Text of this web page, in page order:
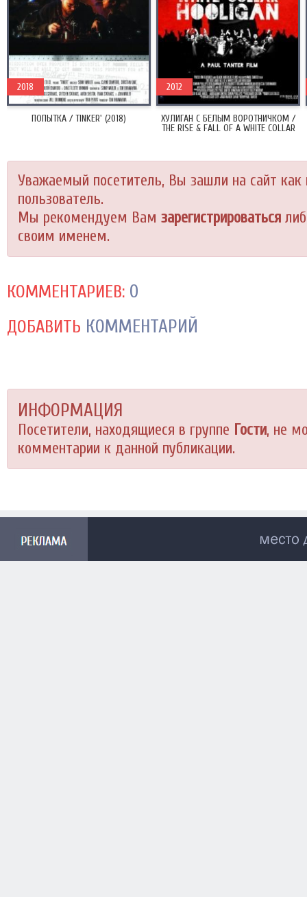
ПОПЫТКА / TINKER' (2018)
2018
ХУЛИГАН С БЕЛЫМ ВОРОТНИЧКОМ /
THE RISE & FALL OF A WHITE COLLAR
2012
Уважаемый посетитель, Вы зашли на сайт как
пользователь.
Мы рекомендуем Вам зарегистрироваться
своим именем.
КОММЕНТАРИЕВ: 0
ДОБАВИТЬ КОММЕНТАРИЙ
ИНФОРМАЦИЯ
Посетители, находящиеся в группе Гости, не
комментарии к данной публикации.